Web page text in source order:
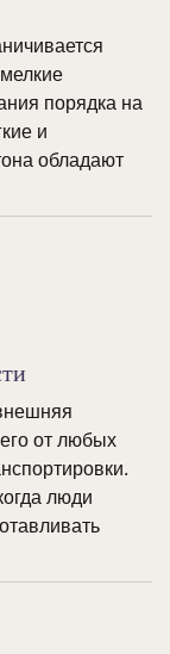
порядка на
и
обладают
от любых
люди